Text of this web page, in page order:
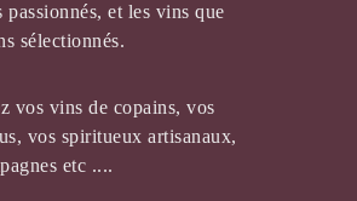
DOMAINE DE LA GUILLAUMERIE
passionnés, et les vins que
sélectionnés.
vos vins de copains, vos
vos spiritueux artisanaux,
etc ....